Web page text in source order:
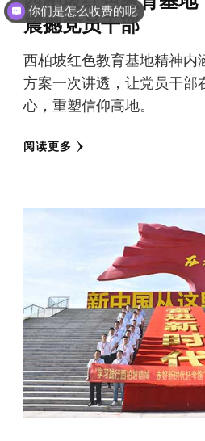
震撼党员干部
西柏坡红色教育基地精神内
方案一次讲透，让党员干部
心，重塑信仰高地。
阅读更多
你们是怎么收费的呢